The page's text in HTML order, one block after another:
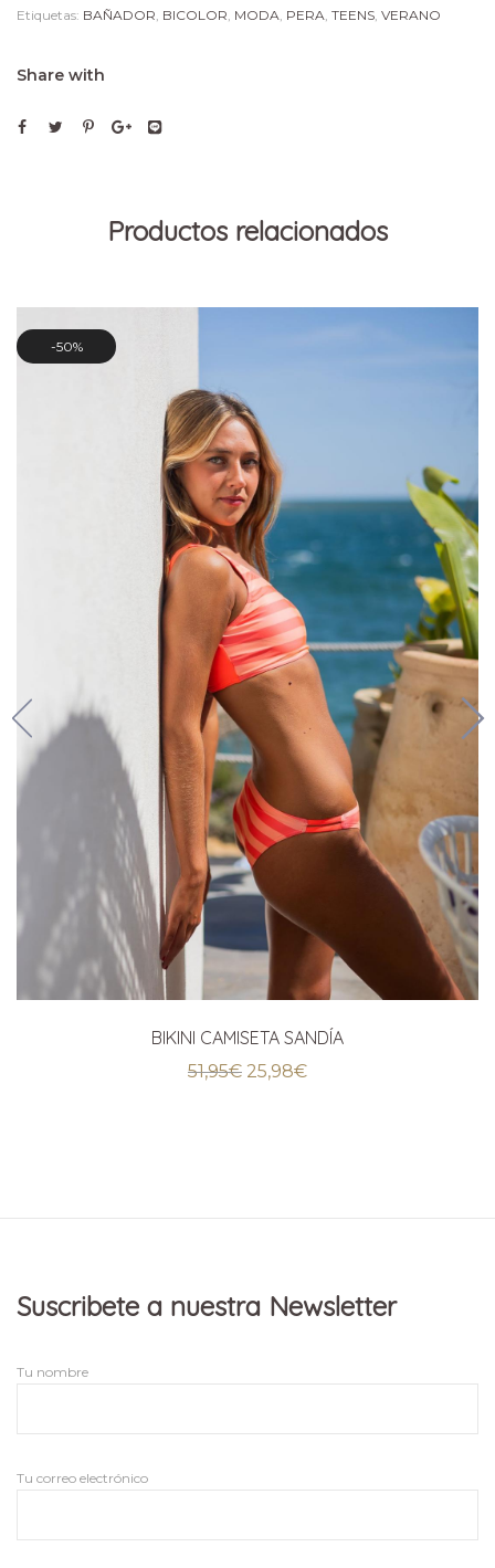
Etiquetas: BAÑADOR, BICOLOR, MODA, PERA, TEENS, VERANO
Share with
Productos relacionados
50%
BIKINI CAMISETA SANDÍA
51,95€ El
25,98€El
Suscribete a nuestra Newsletter
Tu nombre
Tu correo electrónico